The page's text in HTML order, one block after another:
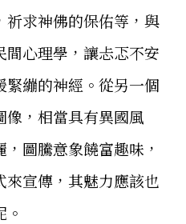
祈求神佛的保佑等，與
心理學，讓忐忑不安
繃的神經。從另一個
，相當具有異國風
圖騰意象饒富趣味，
宣傳，其魅力應該也